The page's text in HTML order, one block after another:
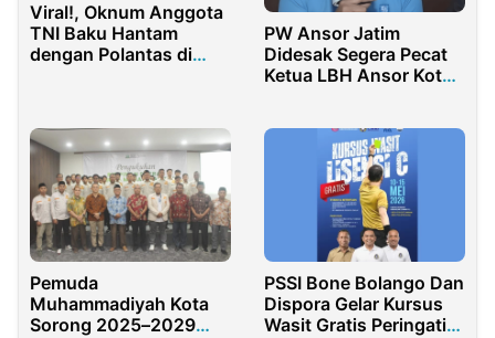
Viral!, Oknum Anggota
TNI Baku Hantam
dengan Polantas di
PW Ansor Jatim
Didesak Segera Pecat
Ketua LBH Ansor Kota
Pemuda
Muhammadiyah Kota
Sorong 2025–2029
PSSI Bone Bolango Dan
Dispora Gelar Kursus
Wasit Gratis Peringati